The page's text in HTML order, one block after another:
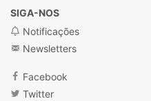
SIGA-NOS
Notificações
Newsletters
Facebook
Twitter